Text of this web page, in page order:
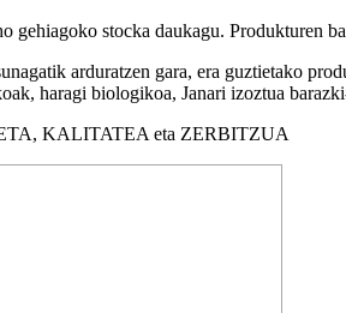
gehiagoko stocka daukagu. Produkturen
arduratzen gara, era guztietako
haragi biologikoa, Janari izoztua
KALITATEA eta ZERBITZUA